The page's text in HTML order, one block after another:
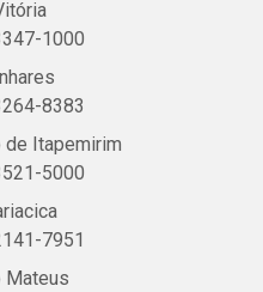
1000
8383
de Itapemirim
5000
7951
Mateus